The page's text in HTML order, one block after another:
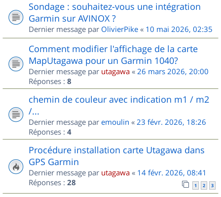
Sondage : souhaitez-vous une intégration
Garmin sur AVINOX ?
Dernier message par OlivierPike « 10 mai 2026, 02:35
Comment modifier l'affichage de la carte
MapUtagawa pour un Garmin 1040?
Dernier message par utagawa « 26 mars 2026, 20:00
Réponses : 8
chemin de couleur avec indication m1 / m2
/...
Dernier message par emoulin « 23 févr. 2026, 18:26
Réponses : 4
Procédure installation carte Utagawa dans
GPS Garmin
Dernier message par utagawa « 14 févr. 2026, 08:41
Réponses : 28 1 2 3